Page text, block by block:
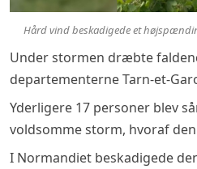
Hård vind beskadigede et
Under stormen dræbte
departementerne Tarn-et-
Yderligere 17 personer blev
voldsomme storm, hvoraf
I Normandiet beskadigede